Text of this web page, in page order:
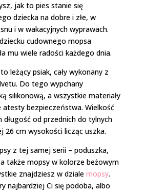
jak to pies stanie się
dziecka na dobre i złe, w
i w wakacyjnych wyprawach.
cudownego mopsa
mu wiele radości każdego dnia.
leżący psiak, cały wykonany z
Do tego wypchany
silikonową, a wszystkie materiały
atesty bezpieczeństwa. Wielkość
od przednich do tylnych
26 cm wysokości licząc uszka.
z tej samej serii – poduszka,
także mopsy w kolorze beżowym
znajdziesz w dziale mopsy.
najbardziej Ci się podoba, albo